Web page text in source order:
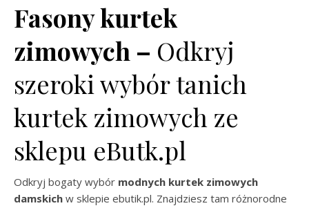
Fasony kurtek
zimowych – Odkryj
szeroki wybór tanich
kurtek zimowych ze
sklepu eButk.pl
Odkryj bogaty wybór modnych kurtek zimowych
damskich w sklepie ebutik.pl. Znajdziesz tam różnorodne